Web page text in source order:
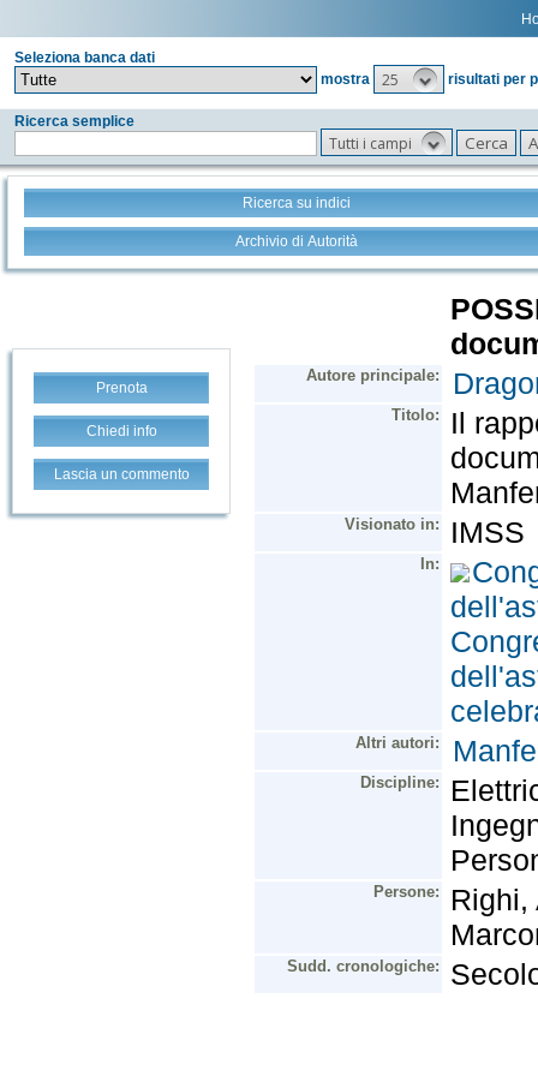
Seleziona banca dati
mostra
25 risultati per
Ricerca semplice
Tutti i campi
Ricerca su indici
Archivio di Autorità
Prenota
Chiedi info
Lascia un commento